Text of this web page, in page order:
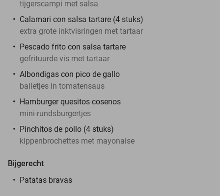
tijgerscampi met salsa
Calamari con salsa tartare (4 stuks)
extra grote inktvisringen met tartaar
Pescado frito con salsa tartare
gefrituurde vis met tartaar
Albondigas con pico de gallo
balletjes in tomatensaus
Hamburger quesitos cosenos
mini-rundsburgertjes
Pinchitos de pollo (4 stuks)
kippenbrochettes met mayonaise
Bijgerecht
Patatas bravas